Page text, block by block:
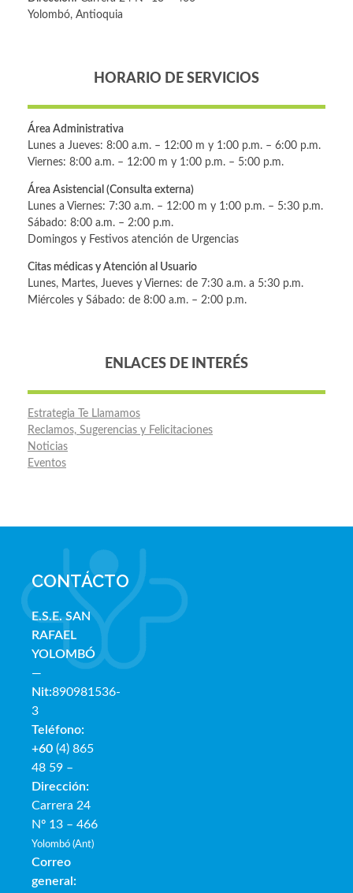
Yolombó, Antioquia
HORARIO DE SERVICIOS
Área Administrativa
Lunes a Jueves: 8:00 a.m. – 12:00 m y 1:00 p.m. – 6:00 p.m.
Viernes: 8:00 a.m. – 12:00 m y 1:00 p.m. – 5:00 p.m.
Área Asistencial (Consulta externa)
Lunes a Viernes: 7:30 a.m. – 12:00 m y 1:00 p.m. – 5:30 p.m.
Sábado: 8:00 a.m. – 2:00 p.m.
Domingos y Festivos atención de Urgencias
Citas médicas y Atención al Usuario
Lunes, Martes, Jueves y Viernes: de 7:30 a.m. a 5:30 p.m.
Miércoles y Sábado: de 8:00 a.m. – 2:00 p.m.
ENLACES DE INTERÉS
Estrategia Te Llamamos
Reclamos, Sugerencias y Felicitaciones
Noticias
Eventos
CONTÁCTO
E.S.E. SAN
RAFAEL
YOLOMBÓ
—
Nit:890981536-
3
Teléfono:
+60 (4) 865
48 59 –
Dirección:
Carrera 24
Nº 13 – 466
Yolombó (Ant)
Correo
general: